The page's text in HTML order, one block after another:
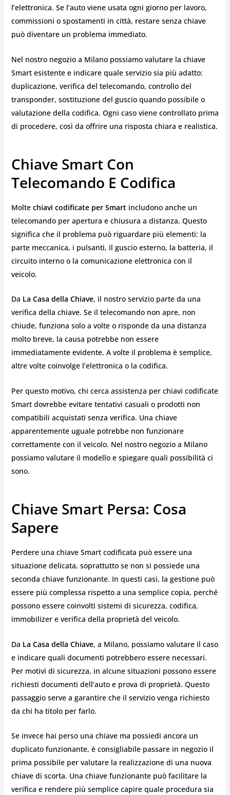
l’elettronica. Se l’auto viene usata ogni giorno per lavoro,
commissioni o spostamenti in città, restare senza chiave
può diventare un problema immediato.
Nel nostro negozio a Milano possiamo valutare la chiave
Smart esistente e indicare quale servizio sia più adatto:
duplicazione, verifica del telecomando, controllo del
transponder, sostituzione del guscio quando possibile o
valutazione della codifica. Ogni caso viene controllato prima
di procedere, così da offrire una risposta chiara e realistica.
Chiave Smart Con
Telecomando E Codifica
Molte chiavi codificate per Smartincludono anche un
telecomando per apertura e chiusura a distanza. Questo
significa che il problema può riguardare più elementi: la
parte meccanica, i pulsanti, il guscio esterno, la batteria, il
circuito interno o la comunicazione elettronica con il
veicolo.
Da La Casa della Chiave, il nostro servizio parte da una
verifica della chiave. Se il telecomando non apre, non
chiude, funziona solo a volte o risponde da una distanza
molto breve, la causa potrebbe non essere
immediatamente evidente. A volte il problema è semplice,
altre volte coinvolge l’elettronica o la codifica.
Per questo motivo, chi cerca assistenza per chiavi codificate
Smart dovrebbe evitare tentativi casuali o prodotti non
compatibili acquistati senza verifica. Una chiave
apparentemente uguale potrebbe non funzionare
correttamente con il veicolo. Nel nostro negozio a Milano
possiamo valutare il modello e spiegare quali possibilità ci
sono.
Chiave Smart Persa: Cosa
Sapere
Perdere una chiave Smart codificata può essere una
situazione delicata, soprattutto se non si possiede una
seconda chiave funzionante. In questi casi, la gestione può
essere più complessa rispetto a una semplice copia, perché
possono essere coinvolti sistemi di sicurezza, codifica,
immobilizer e verifica della proprietà del veicolo.
Da La Casa della Chiave, a Milano, possiamo valutare il caso
e indicare quali documenti potrebbero essere necessari.
Per motivi di sicurezza, in alcune situazioni possono essere
richiesti documenti dell’auto e prova di proprietà. Questo
passaggio serve a garantire che il servizio venga richiesto
da chi ha titolo per farlo.
Se invece hai perso una chiave ma possiedi ancora un
duplicato funzionante, è consigliabile passare in negozio il
prima possibile per valutare la realizzazione di una nuova
chiave di scorta. Una chiave funzionante può facilitare la
verifica e rendere più semplice capire quale procedura sia